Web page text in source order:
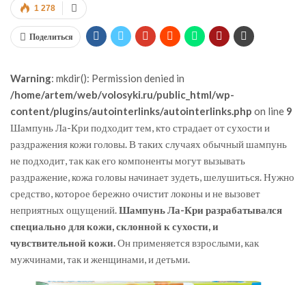
1 278
Поделиться
Warning: mkdir(): Permission denied in
/home/artem/web/volosyki.ru/public_html/wp-
content/plugins/autointerlinks/autointerlinks.php on line 9
Шампунь Ла-Кри подходит тем, кто страдает от сухости и
раздражения кожи головы. В таких случаях обычный шампунь
не подходит, так как его компоненты могут вызывать
раздражение, кожа головы начинает зудеть, шелушиться. Нужно
средство, которое бережно очистит локоны и не вызовет
неприятных ощущений.Шампунь Ла-Кри разрабатывался
специально для кожи, склонной к сухости, и
чувствительной кожи.Он применяется взрослыми, как
мужчинами, так и женщинами, и детьми.